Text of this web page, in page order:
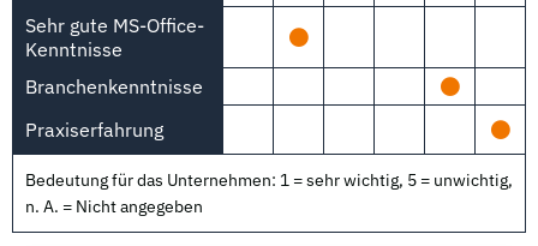
Sehr gute MS-Office-
Kenntnisse
Branchenkenntnisse
Praxiserfahrung
Bedeutung für das Unternehmen: 1 = sehr wichtig, 5 = unwichtig,
n. A. = Nicht angegeben